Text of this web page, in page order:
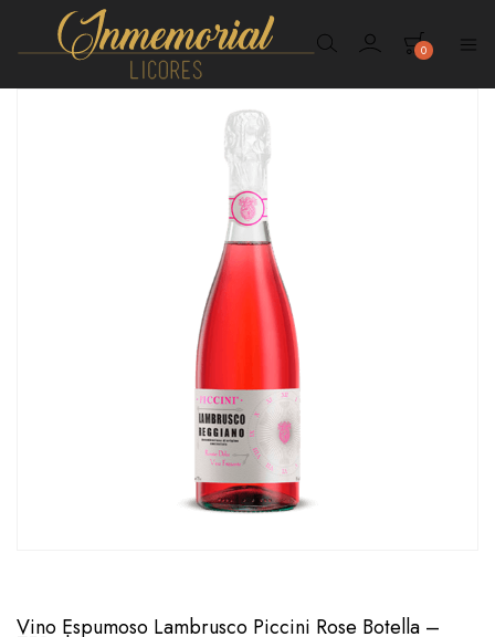
Inmemorial
0
Vino Espumoso Lambrusco Piccini Rose Botella –